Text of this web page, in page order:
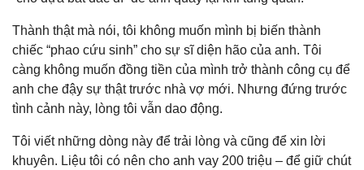
Thành thật mà nói, tôi không muốn mình bị biến thành
chiếc “phao cứu sinh” cho sự sĩ diện hão của anh. Tôi
càng không muốn đồng tiền của mình trở thành công cụ để
anh che đậy sự thật trước nhà vợ mới. Nhưng đứng trước
tình cảnh này, lòng tôi vẫn dao động.
Tôi viết những dòng này để trải lòng và cũng để xin lời
khuyên. Liệu tôi có nên cho anh vay 200 triệu – để giữ chút